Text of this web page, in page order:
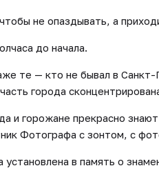
не опаздывать, а
до начала.
— кто не бывал в Санкт-
города
и горожане прекрасно
Фотографа с зонтом, с
установлена в память о